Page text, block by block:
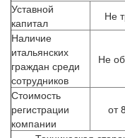
Уставной
капитал
Не
Наличие
итальянских
граждан среди
сотрудников
Не
Стоимость
регистрации
компании
от